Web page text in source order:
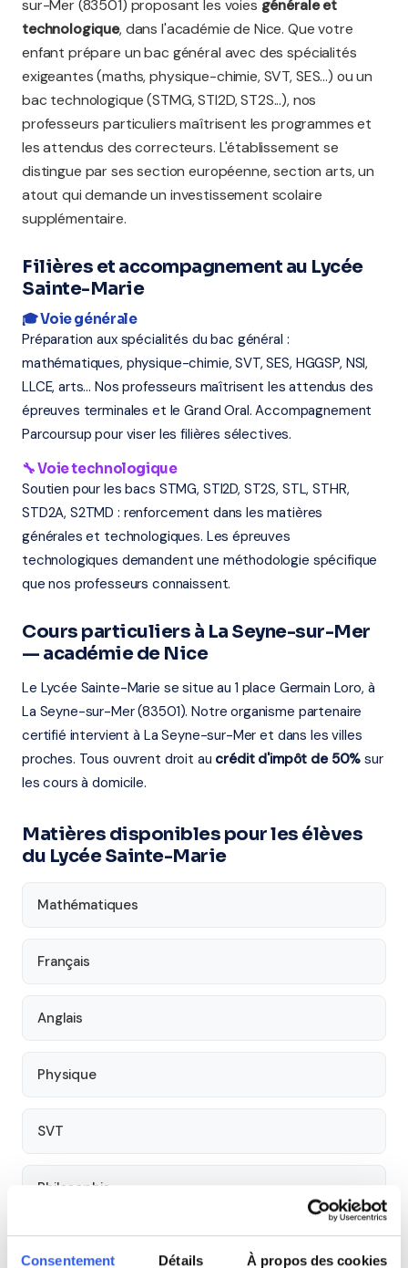
Consentement Détails À propos des cookies
sur-Mer (83501) proposant les voies générale et
technologique, dans l'académie de Nice. Que votre
enfant prépare un bac général avec des spécialités
exigeantes (maths, physique-chimie, SVT, SES...) ou un
bac technologique (STMG, STI2D, ST2S...), nos
professeurs particuliers maîtrisent les programmes et
les attendus des correcteurs. L'établissement se
distingue par ses section européenne, section arts, un
atout qui demande un investissement scolaire
supplémentaire.
Filières et accompagnement au Lycée
Sainte-Marie
🎓 Voie générale
Préparation aux spécialités du bac général :
mathématiques, physique-chimie, SVT, SES, HGGSP, NSI,
LLCE, arts... Nos professeurs maîtrisent les attendus des
épreuves terminales et le Grand Oral. Accompagnement
Parcoursup pour viser les filières sélectives.
🔧 Voie technologique
Soutien pour les bacs STMG, STI2D, ST2S, STL, STHR,
STD2A, S2TMD : renforcement dans les matières
générales et technologiques. Les épreuves
technologiques demandent une méthodologie spécifique
que nos professeurs connaissent.
Cours particuliers à La Seyne-sur-Mer
— académie de Nice
Le Lycée Sainte-Marie se situe au 1 place Germain Loro, à
La Seyne-sur-Mer (83501). Notre organisme partenaire
certifié intervient à La Seyne-sur-Mer et dans les villes
proches. Tous ouvrent droit au crédit d'impôt de 50% sur
les cours à domicile.
Matières disponibles pour les élèves
du Lycée Sainte-Marie
Mathématiques
Français
Anglais
Physique
SVT
Philosophie